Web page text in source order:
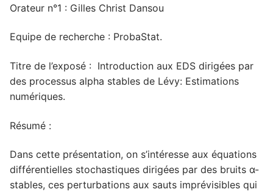
Orateur n°1 : Gilles Christ Dansou
Equipe de recherche : ProbaStat.
Titre de l’exposé : Introduction aux EDS dirigées par
des processus alpha stables de Lévy: Estimations
numériques.
Résumé :
Dans cette présentation, on s’intéresse aux équations
différentielles stochastiques dirigées par des bruits α-
stables, ces perturbations aux sauts imprévisibles qui